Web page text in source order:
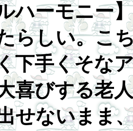
ハーモニー
らしい。こ
下手くそな
喜びする老
せないまま